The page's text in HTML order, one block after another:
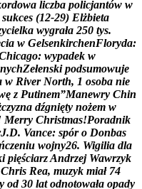
ordowa liczba policjantów w
sukces (12-29) Elżbieta
ycielka wygrała 250 tys.
cia w GelsenkirchenFloryda:
hicago: wypadek w
nychZełenski podsumowuje
w River North, 1 osoba nie
ę z Putinem”Manewry Chin
czyzna dźgnięty nożem w
Merry Christmas!Poradnik
J.D. Vance: spór o Donbas
czeniu wojny26. Wigilia dla
i pięściarzAndrzej Wawrzyk
Chris Rea, muzyk miał 74
y od 30 lat odnotowała opady